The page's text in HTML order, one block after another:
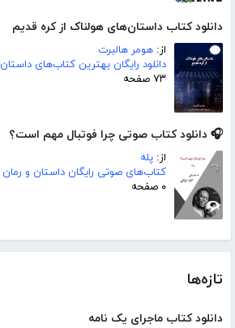
دانلود کتاب داستان‌های هولناک از کره قدیم
از: هومر هالبرت
دانلود رایگان بهترین کتاب‌های داستان
۷۳ صفحه
🎧 دانلود کتاب صوتی چرا فوتبال مهم است؟
از: پله
کتاب‌های صوتی رایگان داستان و رمان
۰ صفحه
تازه‌ها
دانلود کتاب ماجرای یک نامه